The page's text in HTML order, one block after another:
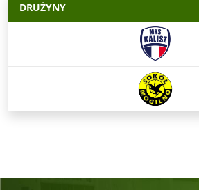
DRUŻYNY